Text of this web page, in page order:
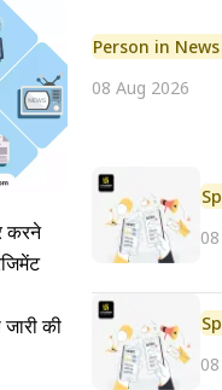
करने
की
Person in News
08 Aug 2026